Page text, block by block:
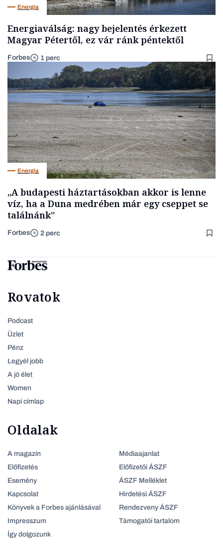
Energia
Energiaválság: nagy bejelentés érkezett
Magyar Pétertől, ez vár ránk péntektől
Forbes 1 perc
Energia
„A budapesti háztartásokban akkor is lenne
víz, ha a Duna medrében már egy cseppet se
találnánk”
Forbes 2 perc
Rovatok
Podcast
Üzlet
Pénz
Legyél jobb
A jó élet
Women
Napi címlap
Oldalak
A magazin
Előfizetés
Esemény
Kapcsolat
Könyvek a Forbes ajánlásával
Impresszum
Így dolgozunk
Médiaajanlat
Előfizetői ÁSZF
ÁSZF Melléklet
Hirdetési ÁSZF
Rendezveny ÁSZF
Támogatói tartalom